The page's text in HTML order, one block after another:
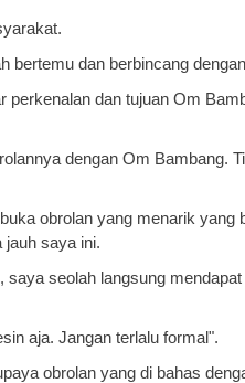
bertemu dan berbincang
perkenalan dan tujuan Om
dengan Om Bambang.
obrolan yang menarik yang
jauh saya ini.
seolah langsung
aja. Jangan terlalu formal".
obrolan yang di bahas